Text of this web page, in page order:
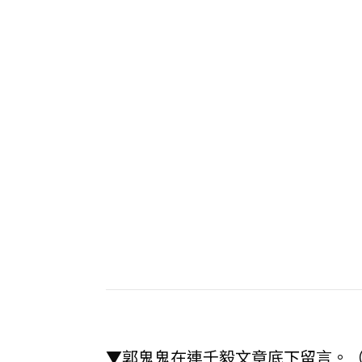
▼郭鬼鬼在連千毅文章底下留言。